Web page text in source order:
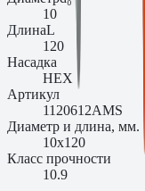
10
ДлинаL
120
Насадка
HEX
Артикул
1120612AMS
Диаметр и длина, мм.
10х120
Класс прочности
10.9